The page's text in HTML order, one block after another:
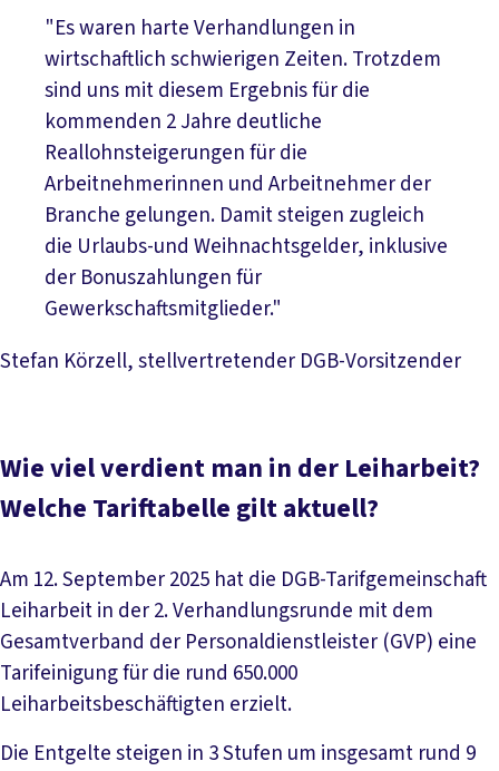
"Es waren harte Verhandlungen in
wirtschaftlich schwierigen Zeiten. Trotzdem
sind uns mit diesem Ergebnis für die
kommenden 2 Jahre deutliche
Reallohnsteigerungen für die
Arbeitnehmerinnen und Arbeitnehmer der
Branche gelungen. Damit steigen zugleich
die Urlaubs-und Weihnachtsgelder, inklusive
der Bonuszahlungen für
Gewerkschaftsmitglieder."
Stefan Körzell, stellvertretender DGB-Vorsitzender
Wie viel verdient man in der Leiharbeit?
Welche Tariftabelle gilt aktuell?
Am 12. September 2025 hat die DGB-Tarifgemeinschaft
Leiharbeit in der 2. Verhandlungsrunde mit dem
Gesamtverband der Personaldienstleister (GVP) eine
Tarifeinigung für die rund 650.000
Leiharbeitsbeschäftigten erzielt.
Die Entgelte steigen in 3 Stufen um insgesamt rund 9